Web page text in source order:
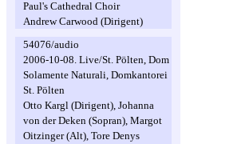
Paul's Cathedral Choir
Andrew Carwood (Dirigent)
54076/audio
2006-10-08. Live/St. Pölten, Dom
Solamente Naturali, Domkantorei
St. Pölten
Otto Kargl (Dirigent), Johanna
von der Deken (Sopran), Margot
Oitzinger (Alt), Tore Denys